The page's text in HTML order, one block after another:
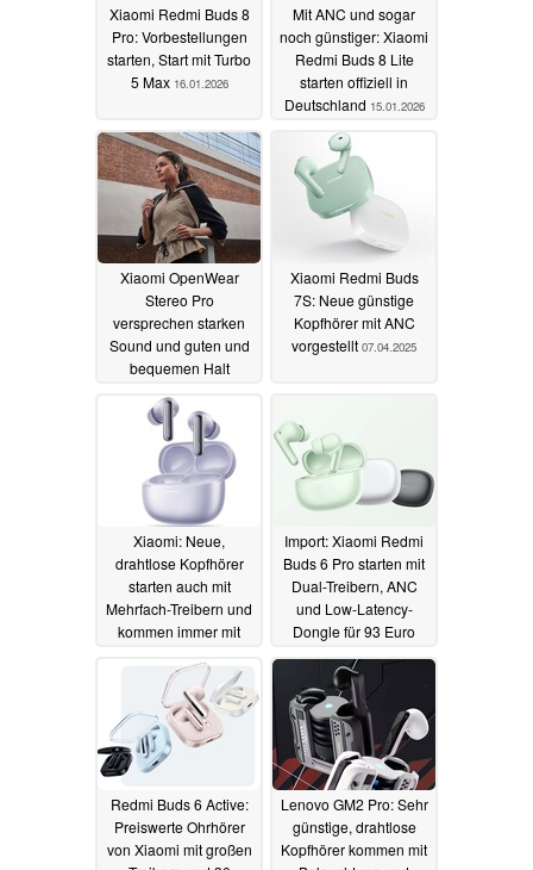
Xiaomi Redmi Buds 8
Pro: Vorbestellungen
starten, Start mit Turbo
5 Max 16.01.2026
Mit ANC und sogar
noch günstiger: Xiaomi
Redmi Buds 8 Lite
starten offiziell in
Deutschland 15.01.2026
Xiaomi OpenWear
Stereo Pro
versprechen starken
Sound und guten und
bequemen Halt
Xiaomi Redmi Buds
7S: Neue günstige
Kopfhörer mit ANC
vorgestellt 07.04.2025
Xiaomi: Neue,
drahtlose Kopfhörer
starten auch mit
Mehrfach-Treibern und
kommen immer mit
Import: Xiaomi Redmi
Buds 6 Pro starten mit
Dual-Treibern, ANC
und Low-Latency-
Dongle für 93 Euro
04.12.2024
Redmi Buds 6 Active:
Preiswerte Ohrhörer
von Xiaomi mit großen
Lenovo GM2 Pro: Sehr
günstige, drahtlose
Kopfhörer kommen mit